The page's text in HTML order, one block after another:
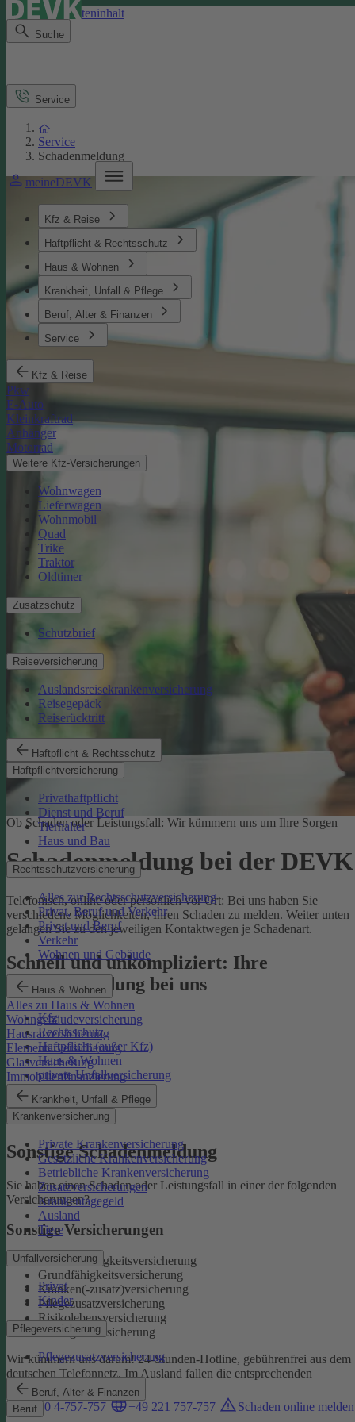
Direkt zum Seiteninhalt
Suche
meineDEVK
Kfz & Reise
Haftpflicht & Rechtsschutz
Haus & Wohnen
Krankheit, Unfall & Pflege
Beruf, Alter & Finanzen
Service
Kfz & Reise
Pkw
E-Auto
Kleinkraftrad
Anhänger
Motorrad
Weitere Kfz-Versicherungen
Wohnwagen
Lieferwagen
Wohnmobil
Quad
Trike
Traktor
Oldtimer
Zusatzschutz
Schutzbrief
Reiseversicherung
Auslandsreisekrankenversicherung
Reisegepäck
Reiserücktritt
Haftpflicht & Rechtsschutz
Haftpflichtversicherung
Privathaftpflicht
Dienst und Beruf
Tierhalter
Haus und Bau
Rechtsschutzversicherung
Alles zur Rechtsschutzversicherung
Privat, Beruf und Verkehr
Privat und Beruf
Verkehr
Wohnen und Gebäude
Haus & Wohnen
Alles zu Haus & Wohnen
Wohngebäudeversicherung
Hausratversicherung
Elementarversicherung
Glasversicherung
Immobilienfinanzierung
Krankheit, Unfall & Pflege
Krankenversicherung
Private Krankenversicherung
Gesetzliche Krankenversicherung
Betriebliche Krankenversicherung
Zusatzversicherungen
Krankentagegeld
Ausland
Tiere
Unfallversicherung
Privat
Kinder
Pflegeversicherung
Pflegezusatzversicherung
Beruf, Alter & Finanzen
Beruf
Service
Service
Schadenmeldung
Ob Schaden oder Leistungsfall: Wir kümmern uns um Ihre Sorgen
Schadenmeldung bei der DEVK
Telefonisch, online oder persönlich vor Ort: Bei uns haben Sie
verschiedene Möglichkeiten, Ihren Schaden zu melden. Weiter unten
gelangen Sie zu den jeweiligen Kontaktwegen je Schadenart.
Schnell und unkompliziert: Ihre
Schadenmeldung bei uns
Kfz
Rechtsschutz
Haftpflicht (außer Kfz)
Haus & Wohnen
private Unfallversicherung
Auslandskrankenschutz
Reiserücktritt
Reisegepäck
Sonstige Schadenmeldung
Sie haben einen Schaden oder Leistungsfall in einer der folgenden
Versicherungen?
Sonstige Versicherungen
Berufsunfähigkeitsversicherung
Grundfähigkeitsversicherung
Kranken(-zusatz)versicherung
Pflegezusatzversicherung
Risikolebensversicherung
Sterbegeldversicherung
Wir kümmern uns darum!24-Stunden-Hotline, gebührenfrei aus dem
deutschen Telefonnetz. Im Ausland fallen die entsprechenden
Landesgebühren an:
0800 4-757-757
+49 221 757-757 Schaden online melden